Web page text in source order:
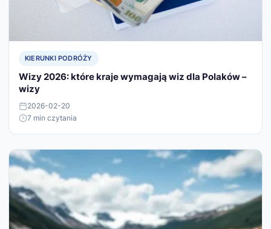
KIERUNKI PODRÓŻY
Wizy 2026: które kraje wymagają wiz dla Polaków –
wizy
2026-02-20
7 min czytania